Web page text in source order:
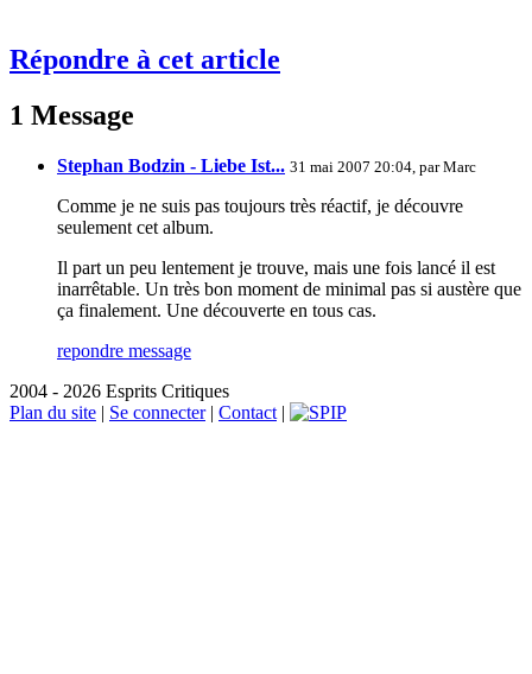
Répondre à cet article
1 Message
Stephan Bodzin - Liebe Ist... 31 mai 2007 20:04, parMarc
Comme je ne suis pas toujours très réactif, je découvre
seulement cet album.
Il part un peu lentement je trouve, mais une fois lancé il est
inarrêtable. Un très bon moment de minimal pas si austère que
ça finalement. Une découverte en tous cas.
repondre message
2004 - 2026 Esprits Critiques
Plan du site | Se connecter| Contact |